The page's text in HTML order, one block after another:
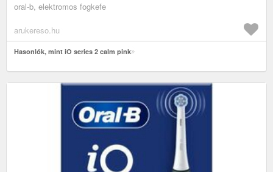
oral-b, elektromos fogkefe
arukereso.hu
Hasonlók, mint iO series 2 calm pink